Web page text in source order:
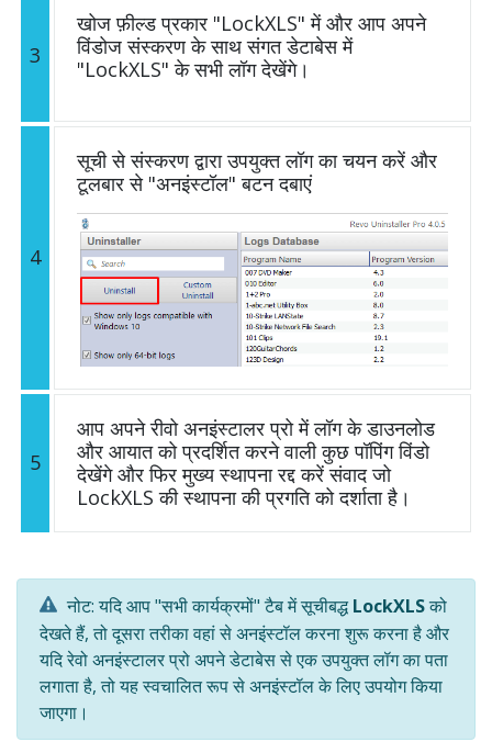
3
खोज फ़ील्ड प्रकार "LockXLS" में और आप अपने
विंडोज संस्करण के साथ संगत डेटाबेस में
"LockXLS" के सभी लॉग देखेंगे।
4
सूची से संस्करण द्वारा उपयुक्त लॉग का चयन करें और
टूलबार से "अनइंस्टॉल" बटन दबाएं
5
आप अपने रीवो अनइंस्टालर प्रो में लॉग के डाउनलोड
और आयात को प्रदर्शित करने वाली कुछ पॉपिंग विंडो
देखेंगे और फिर मुख्य स्थापना रद्द करें संवाद जो
LockXLS की स्थापना की प्रगति को दर्शाता है।
नोट: यदि आप "सभी कार्यक्रमों" टैब में सूचीबद्धLockXLSको
देखते हैं, तो दूसरा तरीका वहां से अनइंस्टॉल करना शुरू करना है और
यदि रेवो अनइंस्टालर प्रो अपने डेटाबेस से एक उपयुक्त लॉग का पता
लगाता है, तो यह स्वचालित रूप से अनइंस्टॉल के लिए उपयोग किया
जाएगा।